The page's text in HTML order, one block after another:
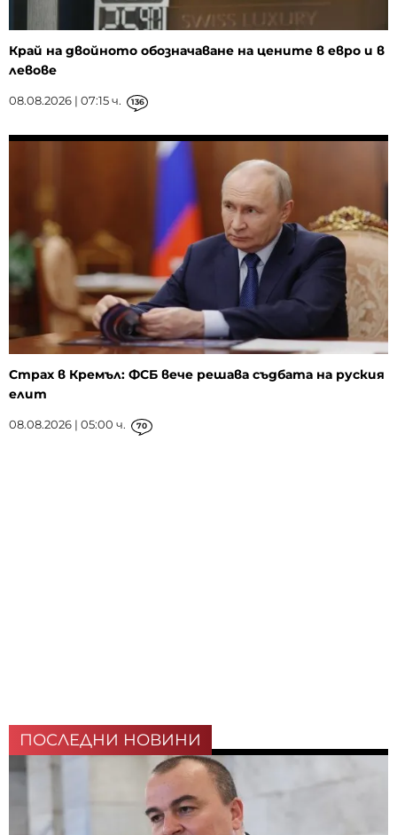
Край на двойното обозначаване на цените в евро и в
левове
08.08.2026 | 07:15 ч. 136
Страх в Кремъл: ФСБ вече решава съдбата на руския
елит
08.08.2026 | 05:00 ч. 70
ПОСЛЕДНИ НОВИНИ